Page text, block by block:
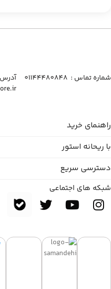
شماره تماس :‌ ۰۱۱۴۴۴۸۰۸۴۸
راهنمای خرید
با ریحانه استور
دسترسی سریع
شبکه های اجتماعی